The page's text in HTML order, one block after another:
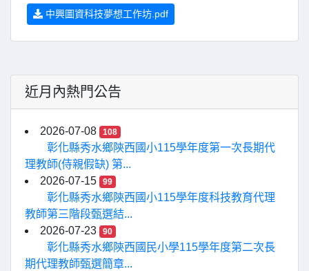
中興圖資科技夢想工作坊.pdf
近月內熱門公告
2026-07-08 108
彰化縣秀水鄉陝西國小115學年度第一次長期代
理教師(侍親假缺) 第...
2026-07-15
99
彰化縣秀水鄉陝西國小115學年度科技教育代理
教師第三階段甄選結...
2026-07-23
90
彰化縣秀水鄉陝西國民小學115學年度第二次長
期代理教師甄選簡章...